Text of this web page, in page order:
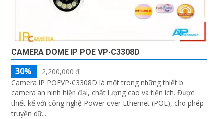
CAMERA DOME IP POE VP-C3308D
30%
2,200,000 ₫
Camera IP POEVP-C3308D là một trong những thiết bị
camera an ninh hiện đại, chất lượng cao và tiện ích. Được
thiết kế với công nghệ Power over Ethernet (POE), cho phép
truyền dữ...